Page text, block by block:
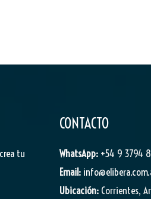
tu
CONTACTO
WhatsApp: +54 9 3794
Email:
Ubicación: Corrientes,